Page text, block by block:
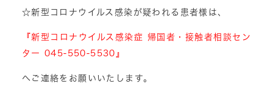
☆新型コロナウイルス感染が疑われる患者様は、
『新型コロナウイルス感染症 帰国者・接触者相談セン
ター 045-550-5530』
へご連絡をお願いいたします。